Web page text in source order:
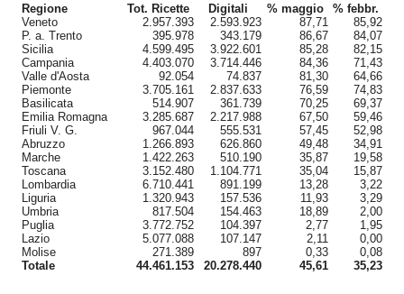
Regione Tot. Ricette Digitali % maggio
% febbr.
Veneto
2.957.393 2.593.923 87,71
85,92
P. a. Trento
395.978 343.179 86,67
84,07
Sicilia
4.599.495 3.922.601 85,28
82,15
Campania
4.403.070 3.714.446 84,36
71,43
Valle d'Aosta
92.054 74.837 81,30
64,66
Piemonte
3.705.161 2.837.633 76,59
74,83
Basilicata
514.907 361.739 70,25
69,37
Emilia Romagna
3.285.687 2.217.988 67,50
59,46
Friuli V. G.
967.044 555.531 57,45
52,98
Abruzzo
1.266.893 626.860 49,48
34,91
Marche
1.422.263 510.190 35,87
19,58
Toscana
3.152.480 1.104.771 35,04
15,87
Lombardia
6.710.441 891.199 13,28
3,22
Liguria
1.320.943 157.536 11,93
3,29
Umbria
817.504 154.463 18,89
2,00
Puglia
3.772.752 104.397 2,77
1,95
Lazio
5.077.088 107.147 2,11
0,00
Molise
271.389 897 0,33
0,08
Totale
44.461.153 20.278.440 45,61 35,23